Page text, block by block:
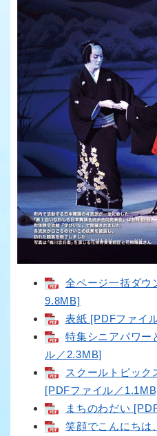
全ページ一括ダウ
9.8MB]
表紙 [PDFファイ
特集シニアパワー
ル／2.3MB]
スクールトピック
[PDFファイル／
まちのわだい
笑顔でこんにちは